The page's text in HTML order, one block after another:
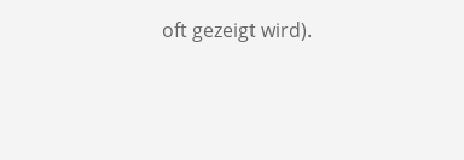
oft gezeigt wird).